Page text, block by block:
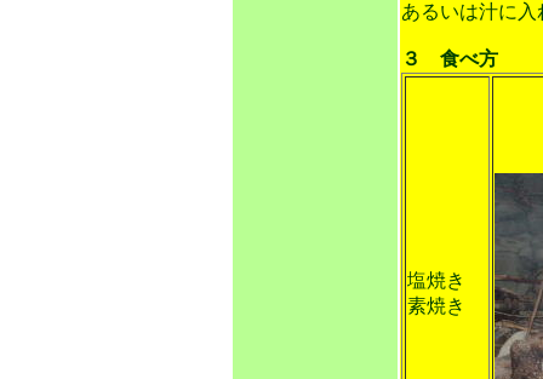
あるいは汁に
３ 食べ方
塩焼き
素焼き